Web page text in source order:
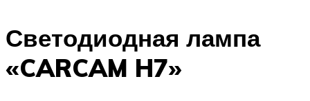
Светодиодная лампа
«CARCAM H7»